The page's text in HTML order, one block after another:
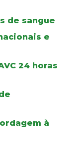
de sangue
e
24 horas
à